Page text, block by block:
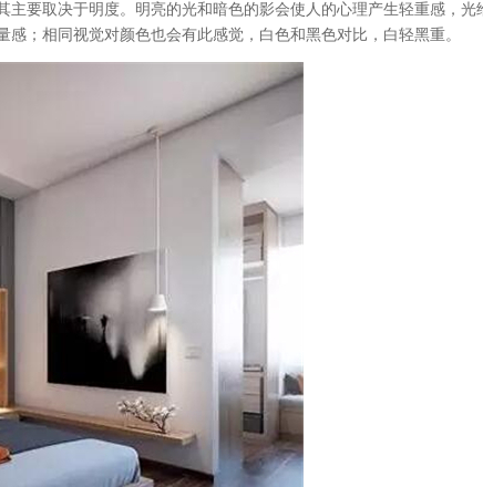
要取决于明度。明亮的光和暗色的影会使人的心理产生轻重感，光
；相同视觉对颜色也会有此感觉，白色和黑色对比，白轻黑重。